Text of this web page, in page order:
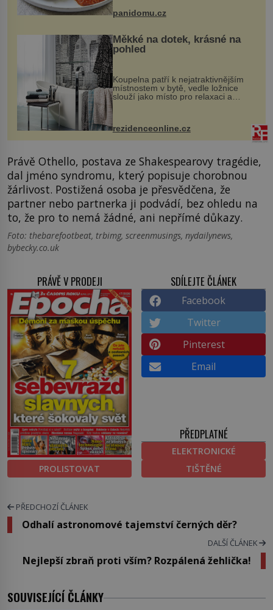
bývalé Jugoslávii, lze ji vi...
panidomu.cz
Měkké na dotek, krásné na
pohled
Koupelna patří k nejatraktivnějším
místnostem v bytě, vedle ložnice
slouží jako místo pro relaxaci a
odpočinek. Koupelnový textil –
ručníky, osušky a koberečky –
mohou jako mávnutím kouzelného
proutku...
rezidenceonline.cz
Právě Othello, postava ze Shakespearovy tragédie,
dal jméno syndromu, který popisuje chorobnou
žárlivost. Postižená osoba je přesvědčena, že
partner nebo partnerka ji podvádí, bez ohledu na
to, že pro to nemá žádné, ani nepřímé důkazy.
Foto: thebarefootbeat, trbimg, screenmusings, nydailynews,
bybecky.co.uk
PRÁVĚ V PRODEJI
PROLISTOVAT
SDÍLEJTE ČLÁNEK
Facebook
Twitter
Pinterest
Email
PŘEDPLATNÉ
ELEKTRONICKÉ
TIŠTĚNÉ
PŘEDCHOZÍ ČLÁNEK
Odhalí astronomové tajemství černých děr?
DALŠÍ ČLÁNEK
Nejlepší zbraň proti vším? Rozpálená žehlička!
SOUVISEJÍCÍ ČLÁNKY